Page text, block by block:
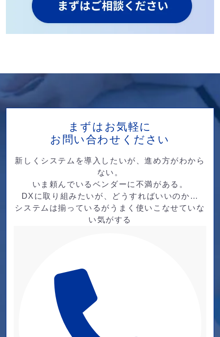
まずはお気軽に
お問い合わせください
新しくシステムを導入したいが、進め方がわから
ない。
いま頼んでいるベンダーに不満がある。
DXに取り組みたいが、どうすればいいのか…
システムは揃っているがうまく使いこなせていな
い気がする